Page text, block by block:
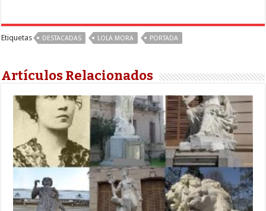
Etiquetas DESTACADAS LOLA MORA PORTADA
Artículos Relacionados